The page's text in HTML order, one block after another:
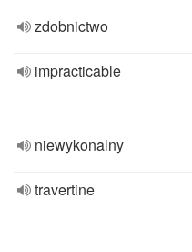
zdobnictwo
impracticable
niewykonalny
travertine